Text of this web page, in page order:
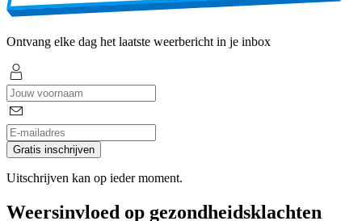
Ontvang elke dag het laatste weerbericht in je inbox
Gratis inschrijven
Uitschrijven kan op ieder moment.
Weersinvloed op gezondheidsklachten